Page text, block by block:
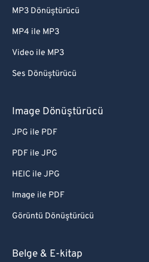
MP3 Dönüştürücü
MP4 ile MP3
Video ile MP3
Ses Dönüştürücü
Image Dönüştürücü
JPG ile PDF
PDF ile JPG
HEIC ile JPG
Image ile PDF
Görüntü Dönüştürücü
Belge & E-kitap